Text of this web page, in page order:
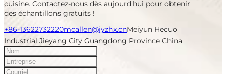
cuisine. Contactez-nous dès aujourd'hui pour obtenir
des échantillons gratuits !
+86-13622732220mcallen@jyzhx.cnMeiyun Hecuo
Industrial Jieyang City Guangdong Province China